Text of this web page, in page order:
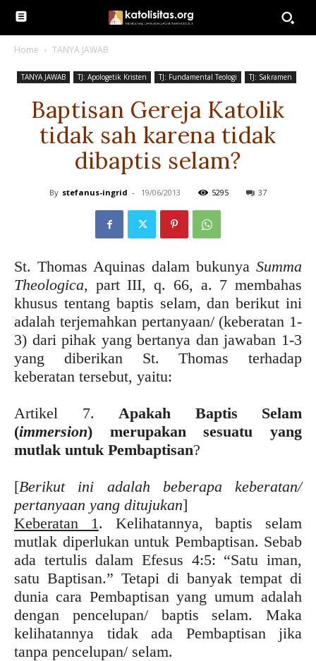
Home TANYA JAWAB
TANYA JAWAB TJ: Apologetik Kristen TJ: Fundamental Teologi TJ: Sakramen
Baptisan Gereja Katolik
tidak sah karena tidak
dibaptis selam?
By stefanus-ingrid - 19/06/2013 5295 37
St. Thomas Aquinas dalam bukunya Summa
Theologica, part III, q. 66, a. 7 membahas
khusus tentang baptis selam, dan berikut ini
adalah terjemahkan pertanyaan/ (keberatan 1-
3) dari pihak yang bertanya dan jawaban 1-3
yang diberikan St. Thomas terhadap
keberatan tersebut, yaitu:
Artikel 7. Apakah Baptis Selam
(immersion) merupakan sesuatu yang
mutlak untuk Pembaptisan?
[Berikut ini adalah beberapa keberatan/
pertanyaan yang ditujukan]
Keberatan 1. Kelihatannya, baptis selam
mutlak diperlukan untuk Pembaptisan. Sebab
ada tertulis dalam Efesus 4:5: “Satu iman,
satu Baptisan.” Tetapi di banyak tempat di
dunia cara Pembaptisan yang umum adalah
dengan pencelupan/ baptis selam. Maka
kelihatannya tidak ada Pembaptisan jika
tanpa pencelupan/ selam.